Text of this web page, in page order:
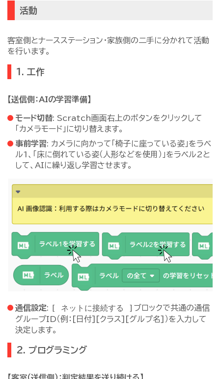
活動
客室側とナースステーション・家族側の二手に分かれて活動
を行います。
1. 工作
【送信側：AIの学習準備】
モード切替: Scratch画面右上のボタンをクリックして
「カメラモード」に切り替えます。
事前学習: カメラに向かって「椅子に座っている姿」をラベ
ル1、「床に倒れている姿（人形などを使用）」をラベル2と
して、AIに繰り返し学習させます。
通信設定: [ ネットに接続する ] ブロックで共通の通信
グループID（例：[日付][クラス][グルプ名]）を入力して
決定します。
2. プログラミング